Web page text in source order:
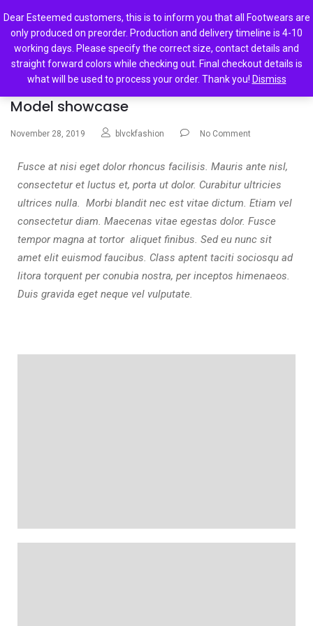
Dear Esteemed customers, this is to inform you that all Footwears are
only produced on preorder. Production and delivery timeline is 4-10
working days. Please specify the correct size, contact details and
straight forward colors while checking out. Final checkout details is
what will be used to process your order. Thank you! Dismiss
0
Model showcase
November 28, 2019 blvckfashion No Comment
Fusce at nisi eget dolor rhoncus facilisis. Mauris ante nisl,
consectetur et luctus et, porta ut dolor. Curabitur ultricies
ultrices nulla. Morbi blandit nec est vitae dictum. Etiam vel
consectetur diam. Maecenas vitae egestas dolor. Fusce
tempor magna at tortor aliquet finibus. Sed eu nunc sit
amet elit euismod faucibus. Class aptent taciti sociosqu ad
litora torquent per conubia nostra, per inceptos himenaeos.
Duis gravida eget neque vel vulputate.